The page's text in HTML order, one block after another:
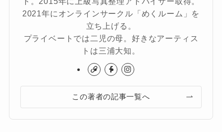
2021年にオンラインサークル「めくルーム」を
立ち上げる。
プライベートでは二児の母。好きなアーティス
トは三浦大知。
この著者の記事一覧へ